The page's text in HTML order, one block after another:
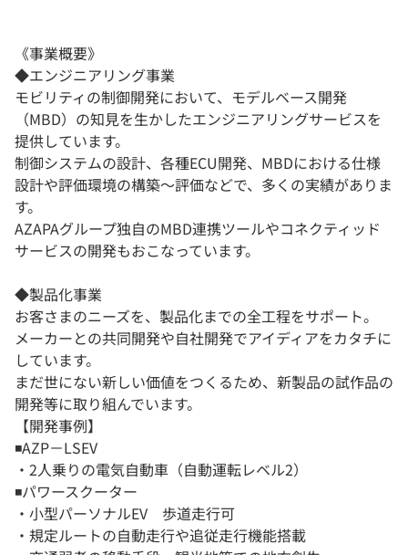
《事業概要》
◆エンジニアリング事業
モビリティの制御開発において、モデルベース開発
（MBD）の知見を生かしたエンジニアリングサービスを
提供しています。
制御システムの設計、各種ECU開発、MBDにおける仕様
設計や評価環境の構築～評価などで、多くの実績がありま
す。
AZAPAグループ独自のMBD連携ツールやコネクティッド
サービスの開発もおこなっています。
◆製品化事業
お客さまのニーズを、製品化までの全工程をサポート。
メーカーとの共同開発や自社開発でアイディアをカタチに
しています。
まだ世にない新しい価値をつくるため、新製品の試作品の
開発等に取り組んでいます。
【開発事例】
◾️AZP－LSEV
・2人乗りの電気自動車（自動運転レベル2）
◾️パワースクーター
・小型パーソナルEV 歩道走行可
・規定ルートの自動走行や追従走行機能搭載